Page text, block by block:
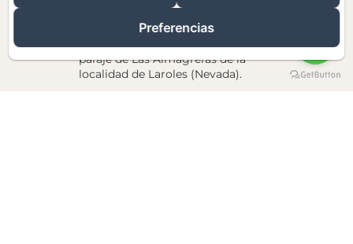
conforman la insólita vivencia en El
Paraje del Chef, ubicado en el
paraje de Las Almagreras de la
localidad de Laroles (Nevada).
Preferencias